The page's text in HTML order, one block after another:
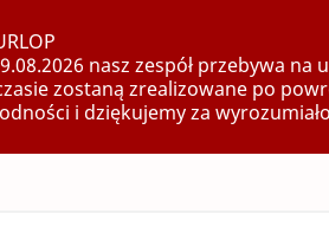
nasz zespół przebywa na
zostaną zrealizowane po
i dziękujemy za